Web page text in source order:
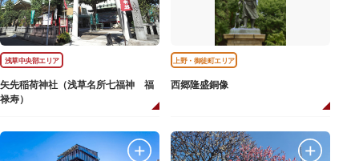
浅草中央部エリア
矢先稲荷神社（浅草名所七福神 福
禄寿）
上野・御徒町エリア
西郷隆盛銅像